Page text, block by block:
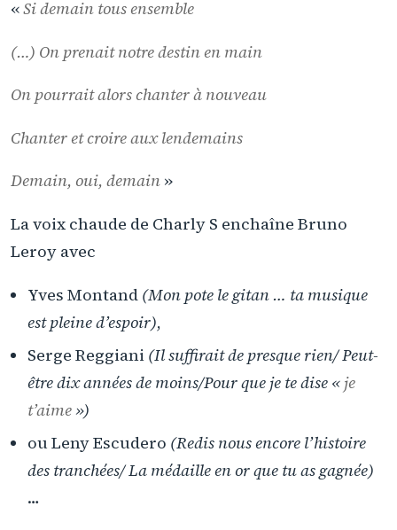
«Si demain tous ensemble
(…) On prenait notre destin en main
On pourrait alors chanter à nouveau
Chanter et croire aux lendemains
Demain, oui, demain »
La voix chaude de Charly S enchaîne Bruno
Leroy avec
Yves Montand (Mon pote le gitan … ta musique
est pleine d’espoir),
Serge Reggiani (Il suffirait de presque rien/ Peut-
être dix années de moins/Pour que je te dise « je
t’aime»)
ou Leny Escudero (Redis nous encore l’histoire
des tranchées/ La médaille en or que tu as gagnée)
…